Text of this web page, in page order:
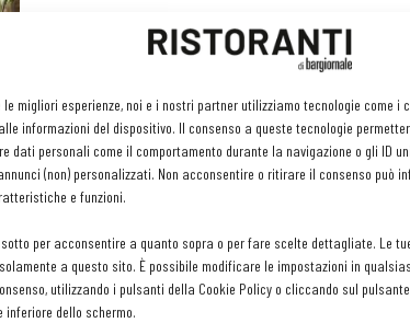
le migliori esperienze, noi e i nostri partner utilizziamo tecnologie come i
informazioni del dispositivo. Il consenso a queste tecnologie
dati personali come il comportamento durante la navigazione o gli ID
(non) personalizzati. Non acconsentire o ritirare il consenso può
e funzioni.
per acconsentire a quanto sopra o per fare scelte dettagliate. Le
a questo sito. È possibile modificare le impostazioni in
utilizzando i pulsanti della Cookie Policy o cliccando sul
inferiore dello schermo.